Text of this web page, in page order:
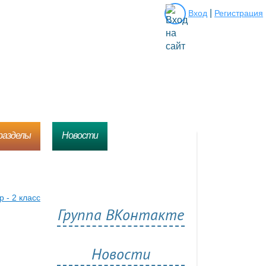
Новости
Вход Регистрация
- 2 класс
Группа ВКонтакте
Новости